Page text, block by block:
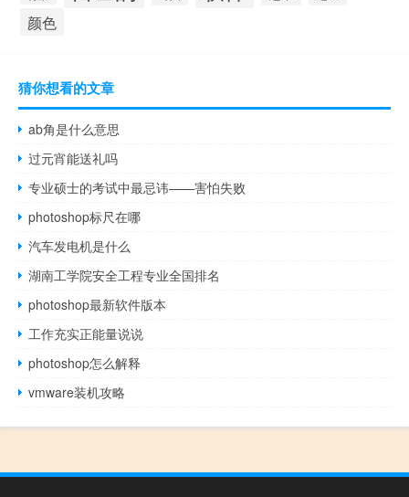
颜色
猜你想看的文章
ab角是什么意思
过元宵能送礼吗
专业硕士的考试中最忌讳——害怕失败
photoshop标尺在哪
汽车发电机是什么
湖南工学院安全工程专业全国排名
photoshop最新软件版本
工作充实正能量说说
photoshop怎么解释
vmware装机攻略